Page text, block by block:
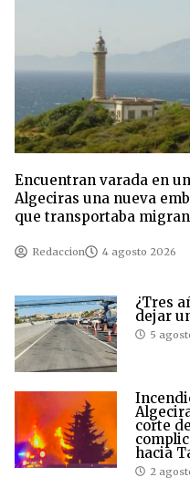
Encuentran varada en
Algeciras una nueva
que transportaba
Redaccion 4 agosto 2026
¿Tres
dejar
5
corte
hacia
2